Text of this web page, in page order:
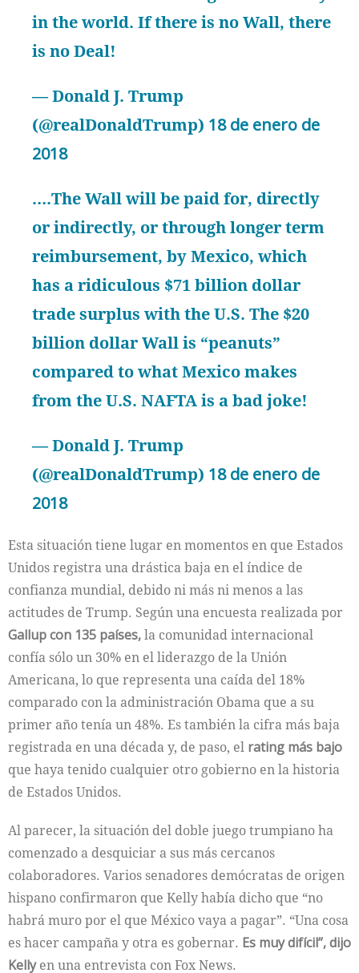
in the world. If there is no Wall, there
is no Deal!
— Donald J. Trump
(@realDonaldTrump) 18 de enero de
2018
….The Wall will be paid for, directly
or indirectly, or through longer term
reimbursement, by Mexico, which
has a ridiculous $71 billion dollar
trade surplus with the U.S. The $20
billion dollar Wall is “peanuts”
compared to what Mexico makes
from the U.S. NAFTA is a bad joke!
— Donald J. Trump
(@realDonaldTrump) 18 de enero de
2018
Esta situación tiene lugar en momentos en que Estados
Unidos registra una drástica baja en el índice de
confianza mundial, debido ni más ni menos a las
actitudes de Trump. Según una encuesta realizada por
Gallup con 135 países,la comunidad internacional
confía sólo un 30% en el liderazgo de la Unión
Americana, lo que representa una caída del 18%
comparado con la administración Obama que a su
primer año tenía un 48%. Es también la cifra más baja
registrada en una década y, de paso, el rating más bajo
que haya tenido cualquier otro gobierno en la historia
de Estados Unidos.
Al parecer, la situación del doble juego trumpiano ha
comenzado a desquiciar a sus más cercanos
colaboradores. Varios senadores demócratas de origen
hispano confirmaron que Kelly había dicho que “no
habrá muro por el que México vaya a pagar”. “Una cosa
es hacer campaña y otra es gobernar. Es muy difícil”, dijo
Kellyen una entrevista con Fox News.